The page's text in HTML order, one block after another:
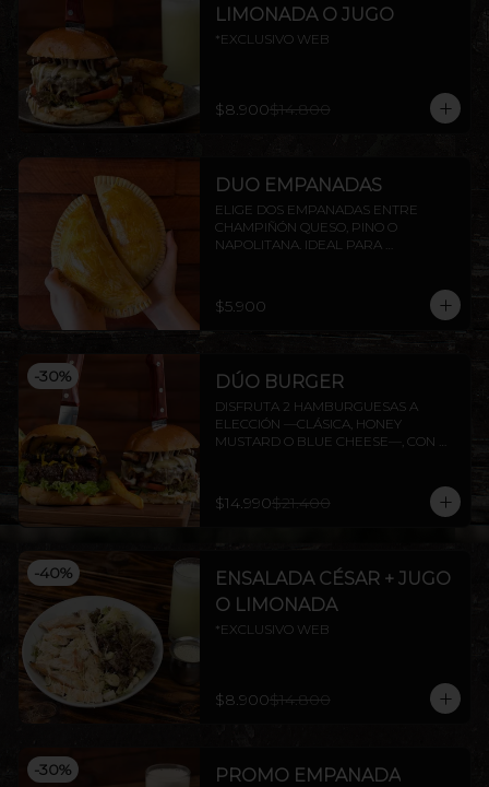
LIMONADA O JUGO
*EXCLUSIVO WEB
$8.900$14.800
DUO EMPANADAS
ELIGE DOS EMPANADAS ENTRE
CHAMPIÑÓN QUESO, PINO O
NAPOLITANA. IDEAL PARA
$5.900
-30% DÚO BURGER
DISFRUTA 2 HAMBURGUESAS A
ELECCIÓN —CLÁSICA, HONEY
MUSTARD O BLUE CHEESE—, CON
$14.990$21.400
-40%
ENSALADA CÉSAR + JUGO
O LIMONADA
*EXCLUSIVO WEB
$8.900$14.800
-30% PROMO EMPANADA